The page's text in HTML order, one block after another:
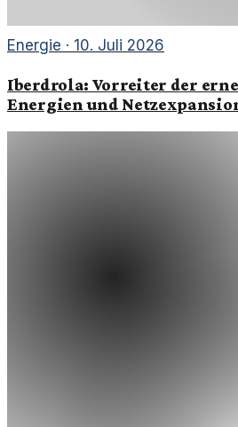
Energie · 10. Juli 2026
Iberdrola: Vorreiter der
Energien und